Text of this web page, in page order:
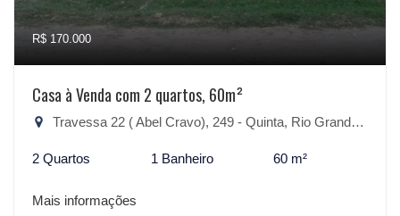
R$ 170.000
Casa à Venda com 2 quartos, 60m²
Travessa 22 ( Abel Cravo), 249 - Quinta, Rio Grande-RS
2 Quartos 1 Banheiro 60 m²
Mais informações